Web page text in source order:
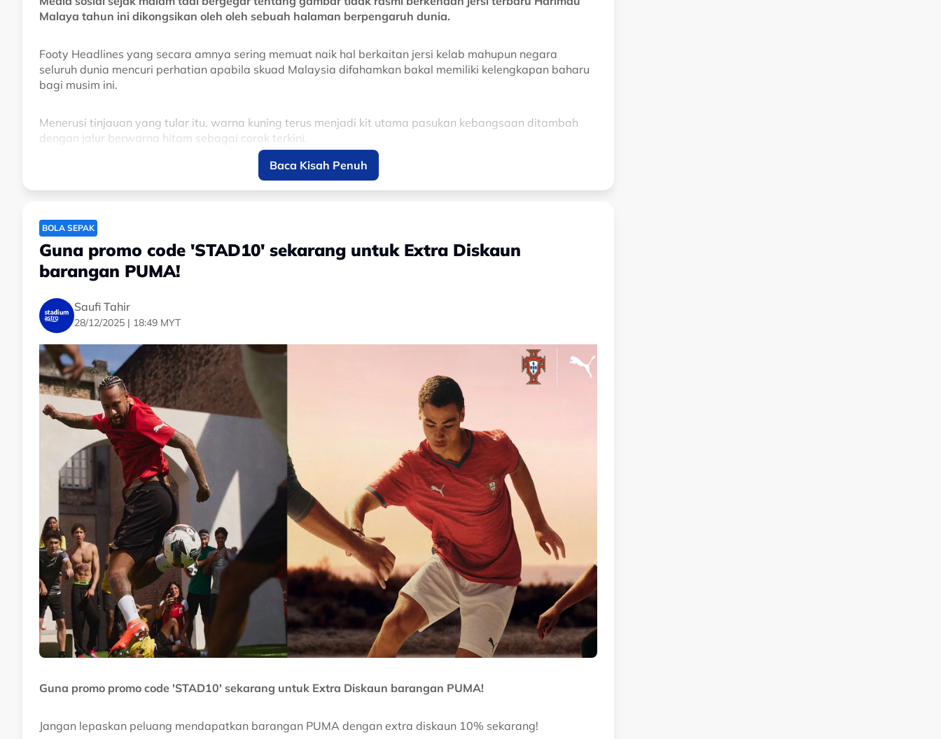
Malaya tahun ini dikongsikan oleh oleh sebuah halaman berpengaruh dunia.
Footy Headlines yang secara amnya sering memuat naik hal berkaitan jersi kelab mahupun negara
seluruh dunia mencuri perhatian apabila skuad Malaysia difahamkan bakal memiliki kelengkapan baharu
bagi musim ini.
Menerusi tinjauan yang tular itu, warna kuning terus menjadi kit utama pasukan kebangsaan ditambah
dengan jalur berwarna hitam sebagai corak terkini.
Tiada pengesahan rasmi daripada pihak-pihak berwajib mengenai spekulasi itu setakat ini.
— Footy Headlines (@Footy_Headlines)
Persatuan Bolasepak Malaysia (FAM) yang menamatkan kerjasama selama 18 tahun antara Nike
sebelum ini.
Disember lalu, syarikat pakaian sukan terkemuka itu mengumumkan jersi ketiga Harimau Malaya yang
berwarna biru selepas kali terakhir Malaysia mempunyai warna tersebut pada era 2018-2020.
No node context available.
Related Topics
#Harimau Malaya #bola sepak #Puma
Baca Kisah Penuh
BOLA SEPAK
Guna promo code 'STAD10' sekarang untuk Extra Diskaun
barangan PUMA!
Saufi Tahir
28/12/2025 | 18:49 MYT
Guna promo promo code 'STAD10' sekarang untuk Extra Diskaun barangan PUMA!
Jangan lepaskan peluang mendapatkan barangan PUMA dengan extra diskaun 10% sekarang!